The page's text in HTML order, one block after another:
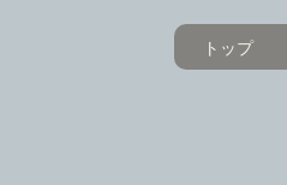
トップ